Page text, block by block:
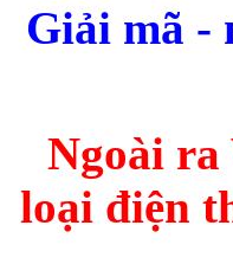
Giải mã -
Ngoài ra
loại điện